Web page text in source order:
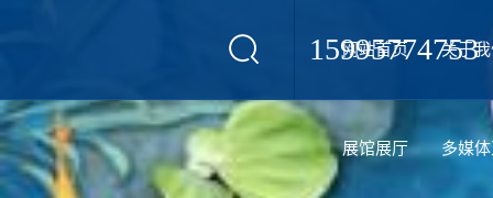
15995774753
网站首页 关于
展馆展厅 多媒